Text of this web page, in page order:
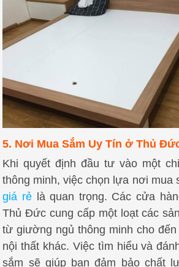
5. Nơi Mua Sắm Uy Tín ở Thủ
Khi quyết định đầu tư vào một
thông minh, việc chọn lựa nơi mua
giá rẻ là quan trọng. Các cửa
Thủ Đức cung cấp một loạt các
từ giường ngủ thông minh cho
nội thất khác. Việc tìm hiểu và
sắm sẽ giúp bạn đảm bảo chất